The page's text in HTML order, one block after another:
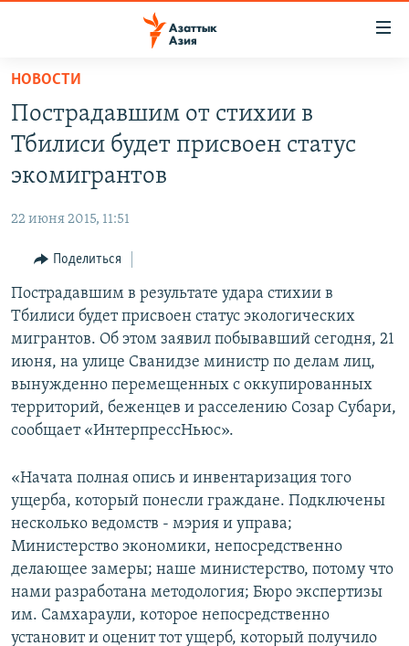
Вернуться
основному
содержанию
главной
Вернутся
поиску
КАЗАХСТАН
ТАДЖИКИСТАН
НОВОСТИ
ВОЙНА В УКРАИНЕ
КЫРГЫЗЧА
ЎЗБЕКЧА
TÜRKMENÇE
Все сайты РСЕ/РС
НОВОСТИ
Пострадавшим от стихии в
Тбилиси будет присвоен статус
экомигрантов
22 июня 2015, 11:51
Поделиться
Пострадавшим в результате удара стихии в
Тбилиси будет присвоен статус экологических
мигрантов. Об этом заявил побывавший сегодня, 21
июня, на улице Сванидзе министр по делам лиц,
вынужденно перемещенных с оккупированных
территорий, беженцев и расселению Созар Субари,
сообщает «ИнтерпрессНьюс».
«Начата полная опись и инвентаризация того
ущерба, который понесли граждане. Подключены
несколько ведомств - мэрия и управа;
Министерство экономики, непосредственно
делающее замеры; наше министерство, потому что
нами разработана методология; Бюро экспертизы
им. Самхараули, которое непосредственно
установит и оценит тот ущерб, который получило